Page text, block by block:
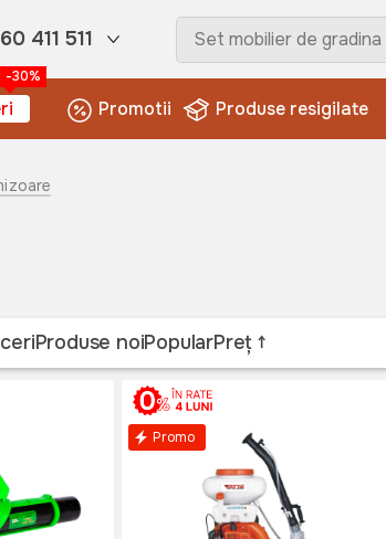
411 511
-30%
Promotii Produse resigilate
Produse noiPopularPreț
Promo